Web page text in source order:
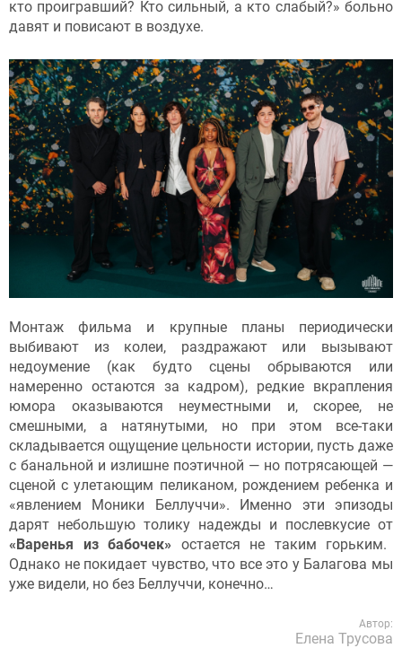
кто проигравший? Кто сильный, а кто слабый?» больно
давят и повисают в воздухе.
Монтаж фильма и крупные планы периодически
выбивают из колеи, раздражают или вызывают
недоумение (как будто сцены обрываются или
намеренно остаются за кадром), редкие вкрапления
юмора оказываются неуместными и, скорее, не
смешными, а натянутыми, но при этом все-таки
складывается ощущение цельности истории, пусть даже
с банальной и излишне поэтичной — но потрясающей —
сценой с улетающим пеликаном, рождением ребенка и
«явлением Моники Беллуччи». Именно эти эпизоды
дарят небольшую толику надежды и послевкусие от
«Варенья из бабочек» остается не таким горьким.
Однако не покидает чувство, что все это у Балагова мы
уже видели, но без Беллуччи, конечно…
Автор:
Елена Трусова